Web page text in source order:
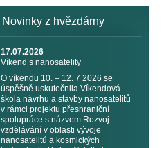
Novinky z hvězdárny
17.07.2026
Víkend s nanosatelity
O víkendu 10. – 12. 7 2026 se
úspěšně uskutečnila Víkendová
škola návrhu a stavby nanosatelitů
v rámci projektu přeshraniční
spolupráce s názvem Rozvoj
vzdělávání v oblasti vývoje
nanosatelitů a kosmických